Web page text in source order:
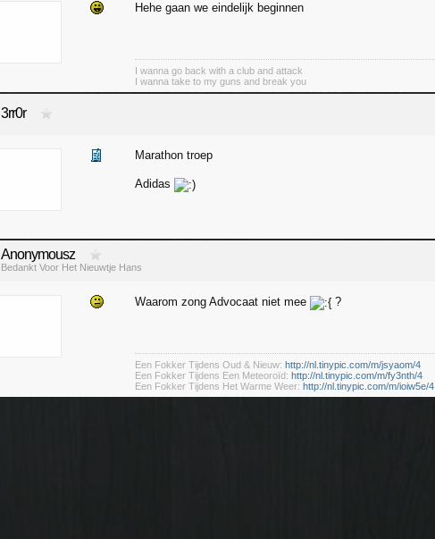
Hehe gaan we eindelijk beginnen
I wanna go back with a club and attack
I wanna take to my guns and break you
3rr0r
Marathon troep
Adidas
Anonymousz
Bedankt Voor Het Nieuwtje Hans
Waarom zong Advocaat niet mee ?
Een Fokker Tijdens Oud & Nieuw: http://nl.tinypic.com/m/jsyaom/4
Een Fokker Tijdens Een Meteoroïd: http://nl.tinypic.com/m/fy3nth/4
Een Fokker Tijdens Het Warme Weer: http://nl.tinypic.com/m/ioiw5e/4